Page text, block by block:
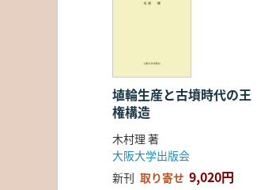
埴輪生産と古墳時代の王
権構造
木村理 著
大阪大学出版会
新刊 取り寄せ 9,020円